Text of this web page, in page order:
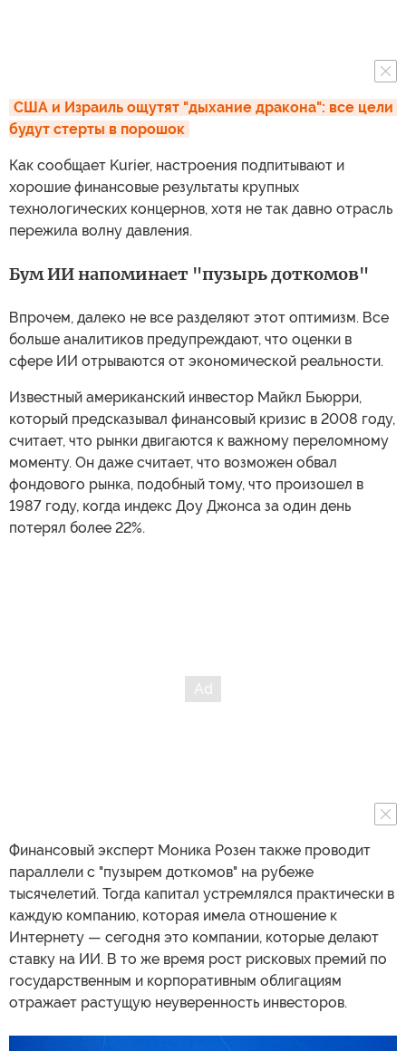
США и Израиль ощутят "дыхание дракона": все цели
будут стерты в порошок
Как сообщает Kurier, настроения подпитывают и
хорошие финансовые результаты крупных
технологических концернов, хотя не так давно отрасль
пережила волну давления.
Бум ИИ напоминает "пузырь доткомов"
Впрочем, далеко не все разделяют этот оптимизм. Все
больше аналитиков предупреждают, что оценки в
сфере ИИ отрываются от экономической реальности.
Известный американский инвестор Майкл Бьюрри,
который предсказывал финансовый кризис в 2008 году,
считает, что рынки двигаются к важному переломному
моменту. Он даже считает, что возможен обвал
фондового рынка, подобный тому, что произошел в
1987 году, когда индекс Доу Джонса за один день
потерял более 22%.
Финансовый эксперт Моника Розен также проводит
параллели с "пузырем доткомов" на рубеже
тысячелетий. Тогда капитал устремлялся практически в
каждую компанию, которая имела отношение к
Интернету — сегодня это компании, которые делают
ставку на ИИ. В то же время рост рисковых премий по
государственным и корпоративным облигациям
отражает растущую неуверенность инвесторов.